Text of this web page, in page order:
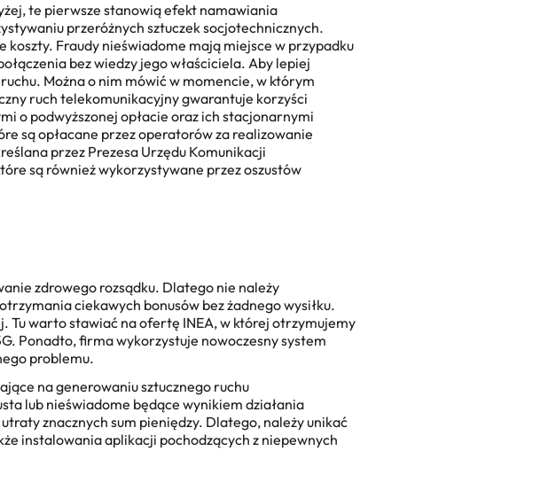
te pierwsze stanowią efekt namawiania
przeróżnych sztuczek socjotechnicznych.
Fraudy nieświadome mają miejsce w przypadku
bez wiedzy jego właściciela. Aby lepiej
Można o nim mówić w momencie, w którym
ruch telekomunikacyjnygwarantuje korzyści
o podwyższonej opłacie oraz ich stacjonarnymi
są opłacane przez operatorów za realizowanie
przez Prezesa Urzędu Komunikacji
są również wykorzystywane przez oszustów
zdrowego rozsądku. Dlatego nie należy
ciekawych bonusów bez żadnego wysiłku.
. Tu warto stawiać na ofertę INEA, w której otrzymujemy
Ponadto, firma wykorzystuje nowoczesny system
problemu.
na generowaniu sztucznego ruchu
lub nieświadome będące wynikiem działania
znacznych sum pieniędzy. Dlatego, należy unikać
instalowania aplikacji pochodzących z niepewnych